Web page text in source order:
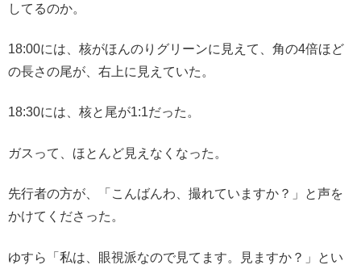
してるのか。
18:00には、核がほんのりグリーンに見えて、角の4倍ほど
の長さの尾が、右上に見えていた。
18:30には、核と尾が1:1だった。
ガスって、ほとんど見えなくなった。
先行者の方が、「こんばんわ、撮れていますか？」と声を
かけてくださった。
ゆすら「私は、眼視派なので見てます。見ますか？」とい